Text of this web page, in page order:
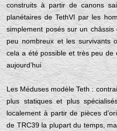
construits à partir de canons
planétaires de TethVI par les
simplement posés sur un
peu nombreux et les survivants
cela a été possible et très peu de
aujourd’hui
Les Méduses modèle Teth :
plus statiques et plus
localement à partir de pièces
de TRC39 la plupart du temps,